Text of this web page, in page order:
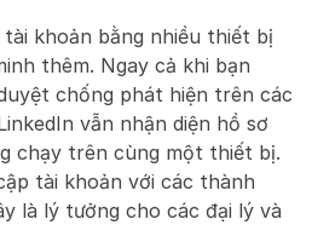
khoản bằng nhiều thiết bị
thêm. Ngay cả khi bạn
chống phát hiện trên các
vẫn nhận diện hồ sơ
chạy trên cùng một thiết bị.
tài khoản với các thành
là lý tưởng cho các đại lý và